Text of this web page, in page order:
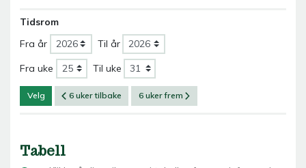
Tidsrom
Fra år
Til år
Fra uke Til uke
Velg 6 uker tilbake 6 uker frem
Tabell